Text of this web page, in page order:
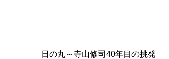
日の丸～寺山修司40年目の挑発